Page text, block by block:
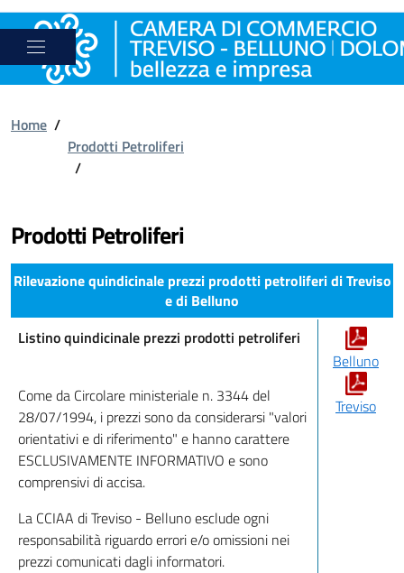
Home /
Prodotti Petroliferi
/
Prodotti Petroliferi
Rilevazione quindicinale prezzi prodotti petroliferi di Treviso
e di Belluno
Listino quindicinale prezzi prodotti petroliferi
Come da Circolare ministeriale n. 3344 del
28/07/1994, i prezzi sono da considerarsi "valori
orientativi e di riferimento" e hanno carattere
ESCLUSIVAMENTE INFORMATIVO e sono
comprensivi di accisa.
La CCIAA di Treviso - Belluno esclude ogni
responsabilità riguardo errori e/o omissioni nei
prezzi comunicati dagli informatori.
Belluno
Treviso